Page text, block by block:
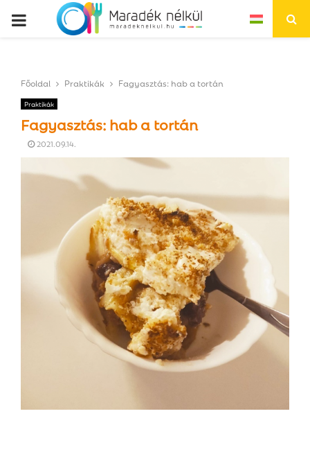
P
M
A
Főoldal Praktikák Fagyasztás: hab a tortán
Praktikák
Fagyasztás: hab a tortán
2021.09.14.